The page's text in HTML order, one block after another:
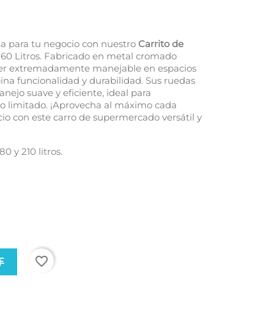
para tu negocio con nuestro Carrito de
Litros. Fabricado en metal cromado
extremadamente manejable en espacios
funcionalidad y durabilidad. Sus ruedas
suave y eficiente, ideal para
limitado. ¡Aprovecha al máximo cada
con este carro de supermercado versátil y
y 210 litros.
favorite_border